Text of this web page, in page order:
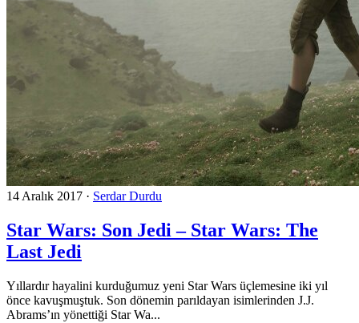
14 Aralık 2017 · Serdar Durdu
Star Wars: Son Jedi – Star Wars: The
Last Jedi
Yıllardır hayalini kurduğumuz yeni Star Wars üçlemesine iki yıl
önce kavuşmuştuk. Son dönemin parıldayan isimlerinden J.J.
Abrams’ın yönettiği Star Wa...